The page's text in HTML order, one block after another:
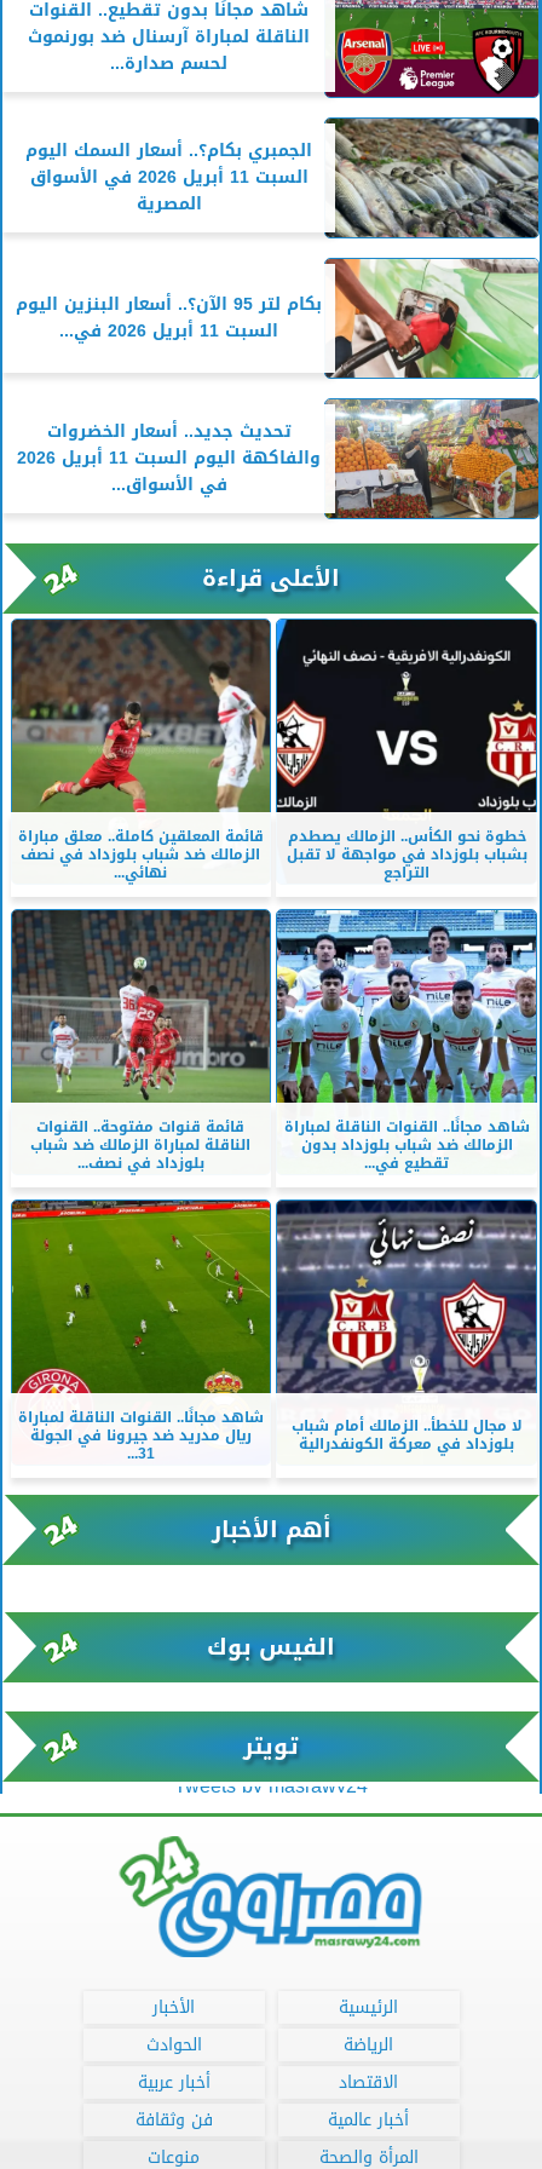
شاهد مجانًا بدون تقطيع.. القنوات
الناقلة لمباراة آرسنال ضد بورنموث
لحسم صدارة...
الجمبري بكام؟.. أسعار السمك اليوم
السبت 11 أبريل 2026 في الأسواق
المصرية
بكام لتر 95 الآن؟.. أسعار البنزين اليوم
السبت 11 أبريل 2026 في...
تحديث جديد.. أسعار الخضروات
والفاكهة اليوم السبت 11 أبريل 2026
في الأسواق...
الأعلى قراءة
خطوة نحو الكأس.. الزمالك يصطدم
بشباب بلوزداد في مواجهة لا تقبل
التراجع
قائمة المعلقين كاملة.. معلق مباراة
الزمالك ضد شباب بلوزداد في نصف
نهائي...
شاهد مجانًا.. القنوات الناقلة لمباراة
الزمالك ضد شباب بلوزداد بدون
تقطيع في...
قائمة قنوات مفتوحة.. القنوات
الناقلة لمباراة الزمالك ضد شباب
بلوزداد في نصف...
لا مجال للخطأ.. الزمالك أمام شباب
بلوزداد في معركة الكونفدرالية
شاهد مجانًا.. القنوات الناقلة لمباراة
ريال مدريد ضد جيرونا في الجولة
31...
أهم الأخبار
الفيس بوك
تويتر
Tweets by masrawy24
الرئيسية
الأخبار
الرياضة
الحوادث
الاقتصاد
أخبار عربية
أخبار عالمية
فن وثقافة
المرأة والصحة
منوعات